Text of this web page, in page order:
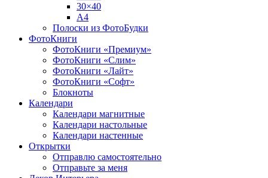
30×40
A4
Полоски из ФотоБудки
ФотоКниги
ФотоКниги «Премиум»
ФотоКниги «Слим»
ФотоКниги «Лайт»
ФотоКниги «Софт»
Блокноты
Календари
Календари магнитные
Календари настольные
Календари настенные
Открытки
Отправлю самостоятельно
Отправьте за меня